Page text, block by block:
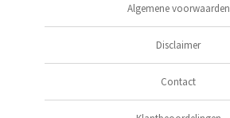
Algemene voorwaarden
Disclaimer
Contact